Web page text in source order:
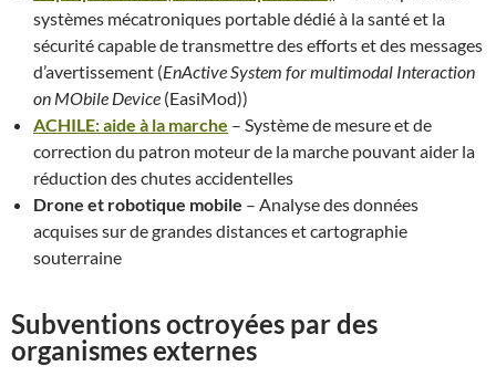
systèmes mécatroniques portable dédié à la santé et la
sécurité capable de transmettre des efforts et des messages
d’avertissement (EnActive System for multimodal Interaction
on MObile Device (EasiMod))
ACHILE: aide à la marche – Système de mesure et de
correction du patron moteur de la marche pouvant aider la
réduction des chutes accidentelles
Drone et robotique mobile – Analyse des données
acquises sur de grandes distances et cartographie
souterraine
Subventions octroyées par des
organismes externes